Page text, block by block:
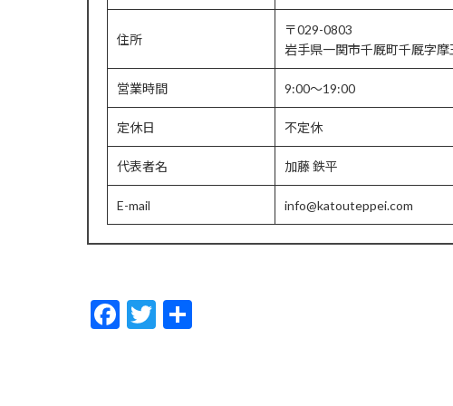
住所
〒029-0803
岩手県一関市千厩町千厩字
営業時間 9:00～19:00
定休日 不定休
代表者名 加藤 鉄平
E-mail info@katouteppei.com
F
ac
T
w